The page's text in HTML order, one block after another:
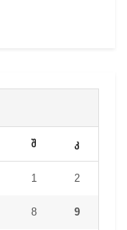
შ კ
1 2
8 9